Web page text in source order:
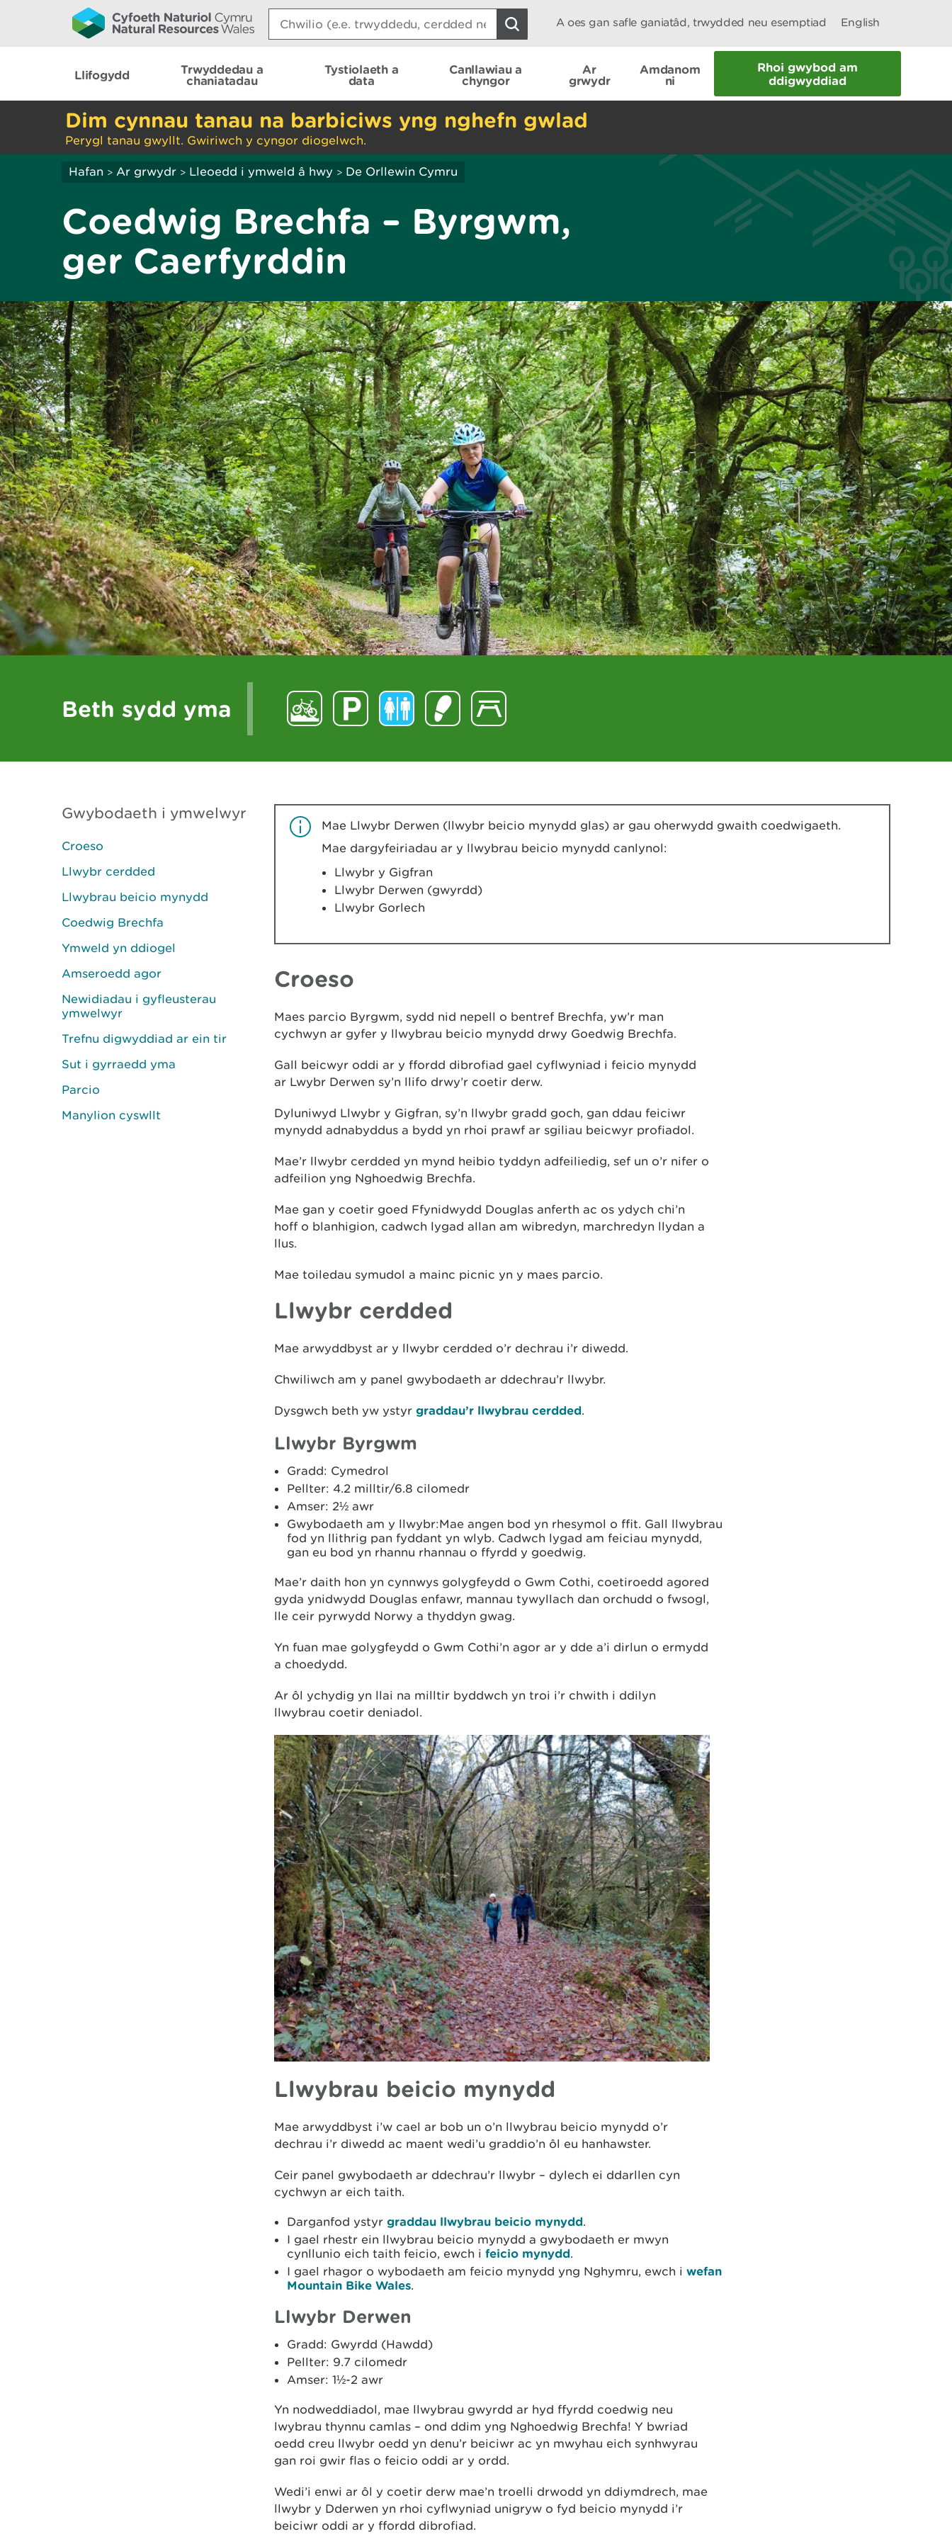
Search:
A oes gan safle ganiatâd, trwydded neu esemptiad English
Llifogydd
Trwyddedau a
chaniatadau
Tystiolaeth a
data
Canllawiau a
chyngor
Ar
grwydr
Amdanom
ni
Rhoi gwybod am
ddigwyddiad
Dim cynnau tanau na barbiciws yng nghefn gwlad
Perygl tanau gwyllt. Gwiriwch y cyngor diogelwch.
Hafan > Ar grwydr > Lleoedd i ymweld â hwy > De Orllewin Cymru
Coedwig Brechfa – Byrgwm,
ger Caerfyrddin
Beth sydd yma
Gwybodaeth i ymwelwyr
Croeso
Llwybr cerdded
Llwybrau beicio mynydd
Coedwig Brechfa
Ymweld yn ddiogel
Amseroedd agor
Newidiadau i gyfleusterau
ymwelwyr
Trefnu digwyddiad ar ein tir
Sut i gyrraedd yma
Parcio
Manylion cyswllt
Mae Llwybr Derwen (llwybr beicio mynydd glas) ar gau oherwydd gwaith coedwigaeth.
Mae dargyfeiriadau ar y llwybrau beicio mynydd canlynol:
Llwybr y Gigfran
Llwybr Derwen (gwyrdd)
Llwybr Gorlech
Croeso
Maes parcio Byrgwm, sydd nid nepell o bentref Brechfa, yw’r man
cychwyn ar gyfer y llwybrau beicio mynydd drwy Goedwig Brechfa.
Gall beicwyr oddi ar y ffordd dibrofiad gael cyflwyniad i feicio mynydd
ar Lwybr Derwen sy’n llifo drwy’r coetir derw.
Dyluniwyd Llwybr y Gigfran, sy’n llwybr gradd goch, gan ddau feiciwr
mynydd adnabyddus a bydd yn rhoi prawf ar sgiliau beicwyr profiadol.
Mae’r llwybr cerdded yn mynd heibio tyddyn adfeiliedig, sef un o’r nifer o
adfeilion yng Nghoedwig Brechfa.
Mae gan y coetir goed Ffynidwydd Douglas anferth ac os ydych chi’n
hoff o blanhigion, cadwch lygad allan am wibredyn, marchredyn llydan a
llus.
Mae toiledau symudol a mainc picnic yn y maes parcio.
Llwybr cerdded
Mae arwyddbyst ar y llwybr cerdded o’r dechrau i’r diwedd.
Chwiliwch am y panel gwybodaeth ar ddechrau’r llwybr.
Dysgwch beth yw ystyr graddau’r llwybrau cerdded.
Llwybr Byrgwm
Gradd: Cymedrol
Pellter: 4.2 milltir/6.8 cilomedr
Amser: 2½ awr
Gwybodaeth am y llwybr:Mae angen bod yn rhesymol o ffit. Gall llwybrau
fod yn llithrig pan fyddant yn wlyb. Cadwch lygad am feiciau mynydd,
gan eu bod yn rhannu rhannau o ffyrdd y goedwig.
Mae’r daith hon yn cynnwys golygfeydd o Gwm Cothi, coetiroedd agored
gyda ­ynidwydd Douglas enfawr, mannau tywyllach dan orchudd o fwsogl,
lle ceir pyrwydd Norwy a thyddyn gwag.
Yn fuan mae golygfeydd o Gwm Cothi’n agor ar y dde a’i dirlun o ­ermydd
a choedydd.
Ar ôl ychydig yn llai na milltir byddwch yn troi i’r chwith i ddilyn
llwybrau coetir deniadol.
Llwybrau beicio mynydd
Mae arwyddbyst i’w cael ar bob un o’n llwybrau beicio mynydd o’r
dechrau i’r diwedd ac maent wedi’u graddio’n ôl eu hanhawster.
Ceir panel gwybodaeth ar ddechrau’r llwybr – dylech ei ddarllen cyn
cychwyn ar eich taith.
Darganfod ystyr graddau llwybrau beicio mynydd.
I gael rhestr ein llwybrau beicio mynydd a gwybodaeth er mwyn
cynllunio eich taith feicio, ewch i feicio mynydd.
I gael rhagor o wybodaeth am feicio mynydd yng Nghymru, ewch i wefan
Mountain Bike Wales.
Llwybr Derwen
Gradd: Gwyrdd (Hawdd)
Pellter: 9.7 cilomedr
Amser: 1½-2 awr
Yn nodweddiadol, mae llwybrau gwyrdd ar hyd ­ffyrdd coedwig neu
lwybrau thynnu camlas – ond ddim yng Nghoedwig Brechfa! Y bwriad
oedd creu llwybr oedd yn denu’r beiciwr ac yn mwyhau eich synhwyrau
gan roi gwir flas o feicio oddi ar y ­ordd.
Wedi’i enwi ar ôl y coetir derw mae’n troelli drwodd yn ddiymdrech, mae
llwybr y Dderwen yn rhoi cyflwyniad unigryw o fyd beicio mynydd i’r
beiciwr oddi ar y ffordd dibrofiad.